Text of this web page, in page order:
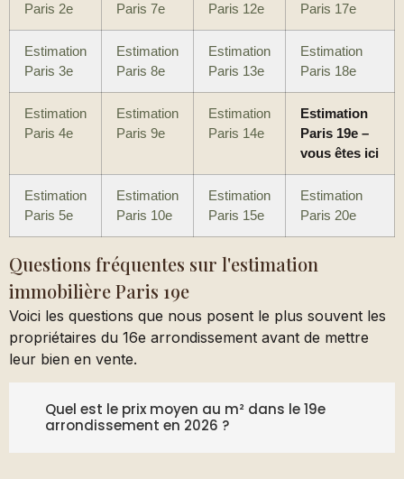
Paris 2e
Paris 7e
Paris 12e
Paris 17e
Estimation
Paris 3e
Estimation
Paris 8e
Estimation
Paris 13e
Estimation
Paris 18e
Estimation
Paris 4e
Estimation
Paris 9e
Estimation
Paris 14e
Estimation
Paris 19e –
vous êtes ici
Estimation
Paris 5e
Estimation
Paris 10e
Estimation
Paris 15e
Estimation
Paris 20e
Questions fréquentes sur l'estimation
immobilière Paris 19e
Voici les questions que nous posent le plus souvent les
propriétaires du 16e arrondissement avant de mettre
leur bien en vente.
Quel est le prix moyen au m² dans le 19e
arrondissement en 2026 ?